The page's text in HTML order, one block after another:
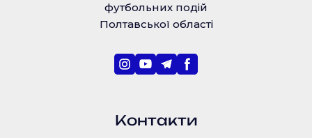
футбольних подій
Полтавської області
Контакти